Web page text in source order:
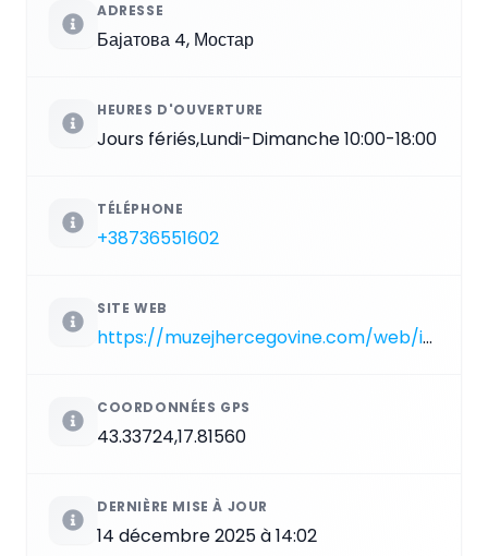
ADRESSE
Бајатова 4, Мостар
HEURES D'OUVERTURE
Jours fériés,Lundi-Dimanche 10:00-18:00
TÉLÉPHONE
+38736551602
SITE WEB
https://muzejhercegovine.com/web/index.php/muzejstarimost
COORDONNÉES GPS
43.33724,17.81560
DERNIÈRE MISE À JOUR
14 décembre 2025 à 14:02